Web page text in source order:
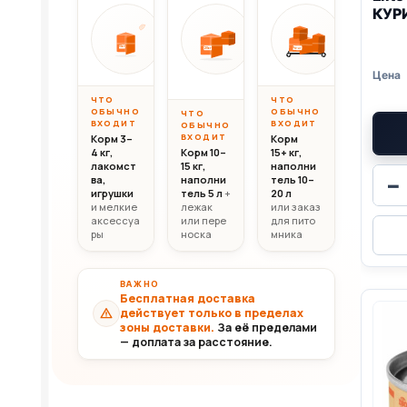
−
10кг
Вес до 10 кг
10 000 ₸
ЧТО
ОБЫЧНО
ВХОДИТ
Корм 3–
4 кг,
лакомст
ва,
игрушки
и мелкие
аксессуа
ры
20кг
Вес 10–20 кг
20 000 ₸
ЧТО
ОБЫЧНО
ВХОДИТ
Корм 10–
15 кг,
наполни
тель 5 л+
лежак
или пере
носка
30+кг
Вес
ЧТО
ОБЫЧНО
ВХОДИТ
Корм
15+ кг,
наполни
тель 10–
20 л
или заказ
для пито
мника
ВАЖНО
Бесплатная доставка
действует только в пределах
зоны доставки. За её пределами
— доплата за расстояние.